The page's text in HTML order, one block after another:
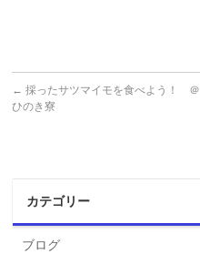
← 採ったサツマイモを食べよう！ ＠
ひのき寮
カテゴリー
ブログ